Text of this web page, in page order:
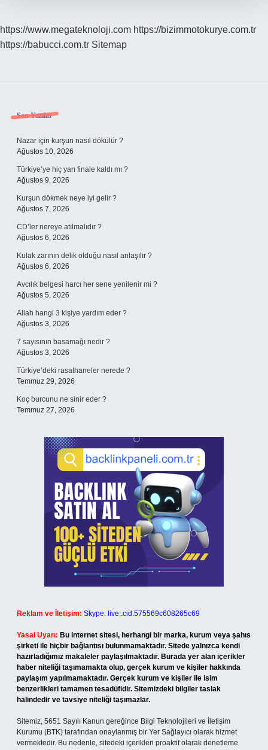
https://www.megateknoloji.com https://bizimmotokurye.com.tr
https://babucci.com.tr Sitemap
Sidebar
Son Yazılar
Nazar için kurşun nasıl dökülür ?
Ağustos 10, 2026
Türkiye’ye hiç yarı finale kaldı mı ?
Ağustos 9, 2026
Kurşun dökmek neye iyi gelir ?
Ağustos 7, 2026
CD’ler nereye atılmalıdır ?
Ağustos 6, 2026
Kulak zarının delik olduğu nasıl anlaşılır ?
Ağustos 6, 2026
Avcılık belgesi harcı her sene yenilenir mi ?
Ağustos 5, 2026
Allah hangi 3 kişiye yardım eder ?
Ağustos 3, 2026
7 sayısının basamağı nedir ?
Ağustos 3, 2026
Türkiye’deki rasathaneler nerede ?
Temmuz 29, 2026
Koç burcunu ne sinir eder ?
Temmuz 27, 2026
Reklam ve İletişim: Skype: live:.cid.575569c608265c69
Yasal Uyarı: Bu internet sitesi, herhangi bir marka, kurum veya şahıs
şirketi ile hiçbir bağlantısı bulunmamaktadır. Sitede yalnızca kendi
hazırladığımız makaleler paylaşılmaktadır. Burada yer alan içerikler
haber niteliği taşımamakta olup, gerçek kurum ve kişiler hakkında
paylaşım yapılmamaktadır. Gerçek kurum ve kişiler ile isim
benzerlikleri tamamen tesadüfidir. Sitemizdeki bilgiler taslak
halindedir ve tavsiye niteliği taşımazlar.
Sitemiz, 5651 Sayılı Kanun gereğince Bilgi Teknolojileri ve İletişim
Kurumu (BTK) tarafından onaylanmış bir Yer Sağlayıcı olarak hizmet
vermektedir. Bu nedenle, sitedeki içerikleri proaktif olarak denetleme